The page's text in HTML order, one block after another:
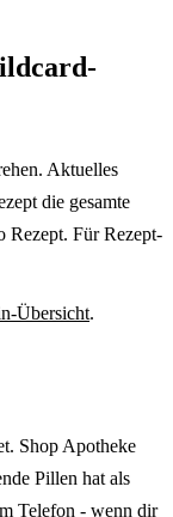
Aktuelles
die gesamte
Rezept. Für Rezept-
Übersicht.
Shop Apotheke
Pillen hat als
Telefon - wenn dir